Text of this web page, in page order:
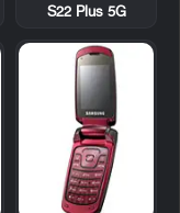
S22 Plus 5G